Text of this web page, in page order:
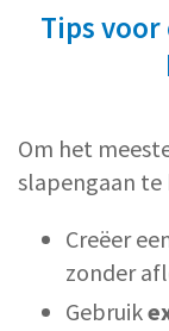
Tips
Om het
slapengaan te
Creëer
zonder
Gebruik